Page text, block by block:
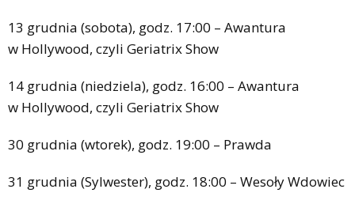
13 grudnia (sobota), godz. 17:00 – Awantura
w Hollywood, czyli Geriatrix Show
14 grudnia (niedziela), godz. 16:00 – Awantura
w Hollywood, czyli Geriatrix Show
30 grudnia (wtorek), godz. 19:00 – Prawda
31 grudnia (Sylwester), godz. 18:00 – Wesoły Wdowiec